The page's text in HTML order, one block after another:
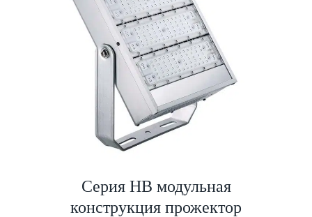
Серия HB модульная
конструкция прожектор